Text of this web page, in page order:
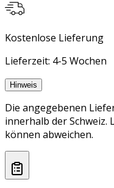
Kostenlose Lieferung
Lieferzeit: 4-5 Wochen
Hinweis
Die angegebenen
innerhalb der
können abweichen.